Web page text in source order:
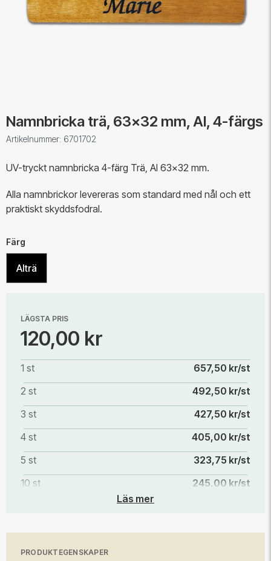
Namnbricka trä, 63x32 mm, Al, 4-färgs
Artikelnummer: 6701702
UV-tryckt namnbricka 4-färg Trä, Al 63x32 mm.
Alla namnbrickor levereras som standard med nål och ett
praktiskt skyddsfodral.
Färg
Alträ
LÄGSTA PRIS
120,00 kr
1 st
657,50 kr/st
2 st
492,50 kr/st
3 st
427,50 kr/st
4 st
405,00 kr/st
5 st
323,75 kr/st
10 st
245,00 kr/st
200 st
Läs mer
PRODUKTEGENSKAPER